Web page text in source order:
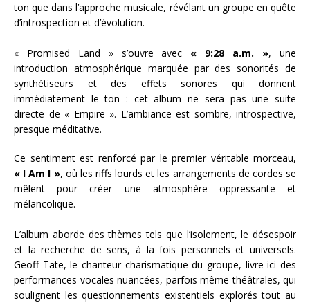
ton que dans l’approche musicale, révélant un groupe en quête
d’introspection et d’évolution.
« Promised Land » s’ouvre avec « 9:28 a.m. », une
introduction atmosphérique marquée par des sonorités de
synthétiseurs et des effets sonores qui donnent
immédiatement le ton : cet album ne sera pas une suite
directe de « Empire ». L’ambiance est sombre, introspective,
presque méditative.
Ce sentiment est renforcé par le premier véritable morceau,
« I Am I », où les riffs lourds et les arrangements de cordes se
mêlent pour créer une atmosphère oppressante et
mélancolique.
L’album aborde des thèmes tels que l’isolement, le désespoir
et la recherche de sens, à la fois personnels et universels.
Geoff Tate, le chanteur charismatique du groupe, livre ici des
performances vocales nuancées, parfois même théâtrales, qui
soulignent les questionnements existentiels explorés tout au